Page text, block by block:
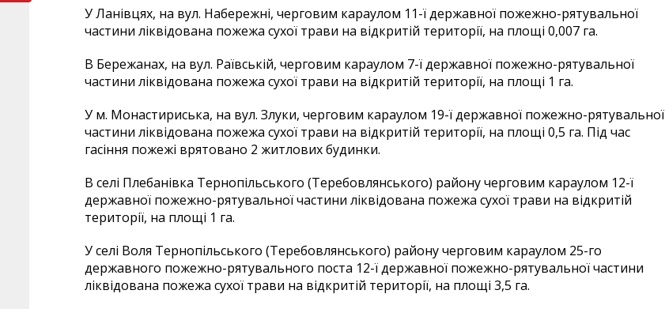
У Ланівцях, на вул. Набережні, черговим караулом 11-ї державної пожежно-рятувальної
частини ліквідована пожежа сухої трави на відкритій території, на площі 0,007 га.
В Бережанах, на вул. Раївській, черговим караулом 7-ї державної пожежно-рятувальної
частини ліквідована пожежа сухої трави на відкритій території, на площі 1 га.
У м. Монастириська, на вул. Злуки, черговим караулом 19-ї державної пожежно-рятувальної
частини ліквідована пожежа сухої трави на відкритій території, на площі 0,5 га. Під час
гасіння пожежі врятовано 2 житлових будинки.
В селі Плебанівка Тернопільського (Теребовлянського) району черговим караулом 12-ї
державної пожежно-рятувальної частини ліквідована пожежа сухої трави на відкритій
території, на площі 1 га.
У селі Воля Тернопільського (Теребовлянського) району черговим караулом 25-го
державного пожежно-рятувального поста 12-ї державної пожежно-рятувальної частини
ліквідована пожежа сухої трави на відкритій території, на площі 3,5 га.